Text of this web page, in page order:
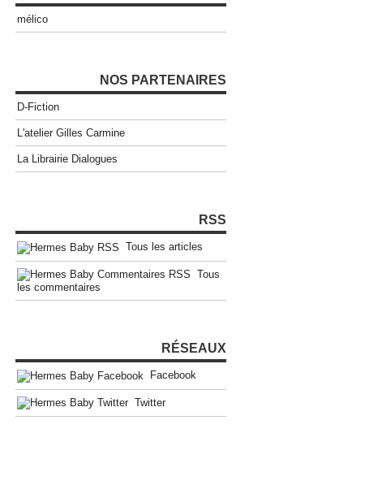
mélico
NOS PARTENAIRES
D-Fiction
L'atelier Gilles Carmine
La Librairie Dialogues
RSS
Tous les articles
Tous
les commentaires
RÉSEAUX
Facebook
Twitter